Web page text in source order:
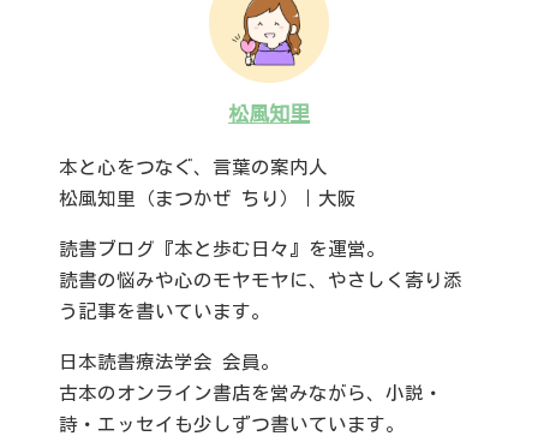
松風知里
本と心をつなぐ、言葉の案内人
松風知里（まつかぜ ちり）｜大阪
読書ブログ『本と歩む日々』を運営。
読書の悩みや心のモヤモヤに、やさしく寄り添
う記事を書いています。
日本読書療法学会 会員。
古本のオンライン書店を営みながら、小説・
詩・エッセイも少しずつ書いています。